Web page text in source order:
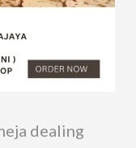
dealing